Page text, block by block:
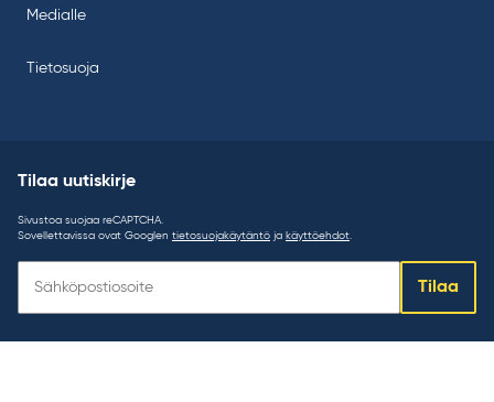
Medialle
Tietosuoja
Tilaa uutiskirje
Sivustoa suojaa reCAPTCHA.
Sovellettavissa ovat Googlen tietosuojakäytäntö ja käyttöehdot.
uutiskirje:
Tilaa